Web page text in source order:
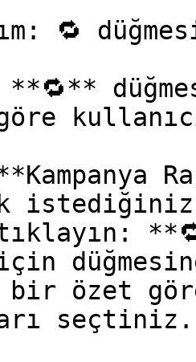
🔁
**🔁**
istediğiniz
özet